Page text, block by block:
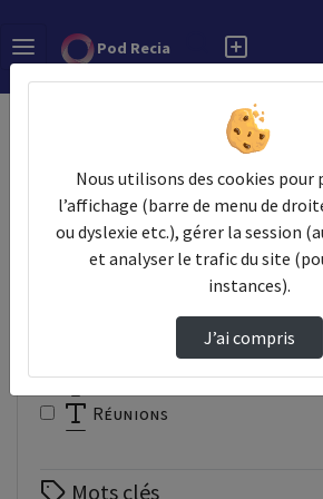
Pod Recia Rechercher
Filtres
Types
Réunions
Mots clés
Nous utilisons des cookies pour
l’affichage (barre de menu de
ou dyslexie etc.), gérer la session
et analyser le trafic du site
instances).
J’ai compris